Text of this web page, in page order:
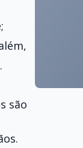
são